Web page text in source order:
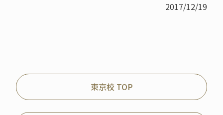
2017/12/19
東京校 TOP